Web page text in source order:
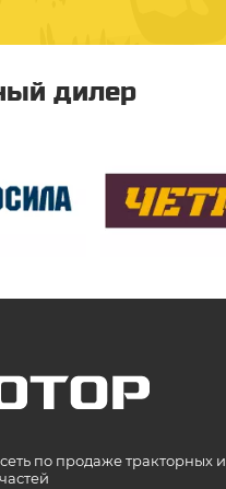
дилер
по продаже тракторных и